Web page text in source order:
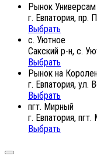
Рынок Универсам
г. Евпатория, пр.
Выбрать
с. Уютное
Сакский р-н, с.
Выбрать
Рынок на
г. Евпатория, ул.
Выбрать
пгт. Мирный
г. Евпатория,
Выбрать